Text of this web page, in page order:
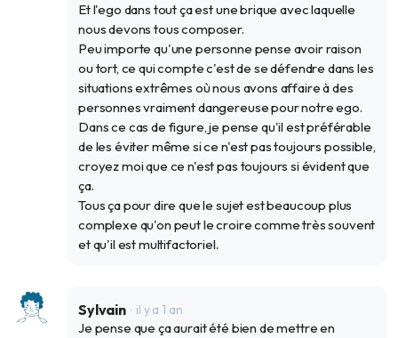
Et l'ego dans tout ça est une brique avec laquelle
nous devons tous composer.
Peu importe qu'une personne pense avoir raison
ou tort, ce qui compte c'est de se défendre dans les
situations extrêmes où nous avons affaire à des
personnes vraiment dangereuse pour notre ego.
Dans ce cas de figure, je pense qu'il est préférable
de les éviter même si ce n'est pas toujours possible,
croyez moi que ce n'est pas toujours si évident que
ça.
Tous ça pour dire que le sujet est beaucoup plus
complexe qu'on peut le croire comme très souvent
et qu'il est multifactoriel.
Sylvain il y a 1 an
Je pense que ça aurait été bien de mettre en